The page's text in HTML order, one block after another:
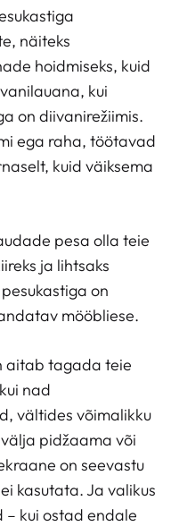
näiteks
hoidmiseks, kuid
kui
on diivanirežiimis.
ega raha, töötavad
kuid väiksema
pesa olla teie
ja lihtsaks
on
mööbliese.
aitab tagada teie
nad
vältides võimalikku
pidžaama või
on seevastu
kasutata. Ja valikus
– kui ostad endale